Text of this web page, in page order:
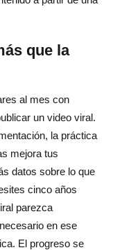
que la
al mes con
un video viral.
la práctica
mejora tus
datos sobre lo que
cinco años
parezca
en ese
El progreso se